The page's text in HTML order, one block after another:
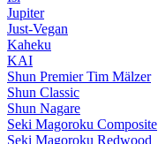
Jupiter
Just-Vegan
Kaheku
KAI
Shun Premier Tim Mälzer
Shun Classic
Shun Nagare
Seki Magoroku Composite
Seki Magoroku Redwood